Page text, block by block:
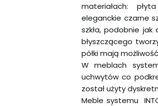
materiałach:
eleganckie czarne
szkła, podobnie jak
błyszczącego
półki mają
W meblach
uchwytów co
został użyty
Meble systemu